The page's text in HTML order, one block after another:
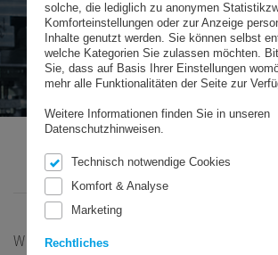
solche, die lediglich zu anonymen
Komforteinstellungen oder zur Anzeige
Inhalte genutzt werden. Sie können selbst
welche Kategorien Sie zulassen möchten.
Sie, dass auf Basis Ihrer Einstellungen
mehr alle Funktionalitäten der Seite zur
Weitere Informationen finden Sie in unseren
Datenschutzhinweisen.
Technisch notwendige Cookies
Komfort & Analyse
Marketing
Rechtliches
BRANCHEN & LÖSUNGEN
WIR SIND IHR SPEZIALIST